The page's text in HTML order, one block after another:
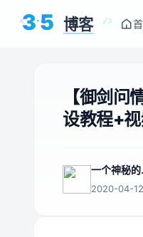
< />
35 博客
【御剑
设教程+
一个神秘的
2020-04-12